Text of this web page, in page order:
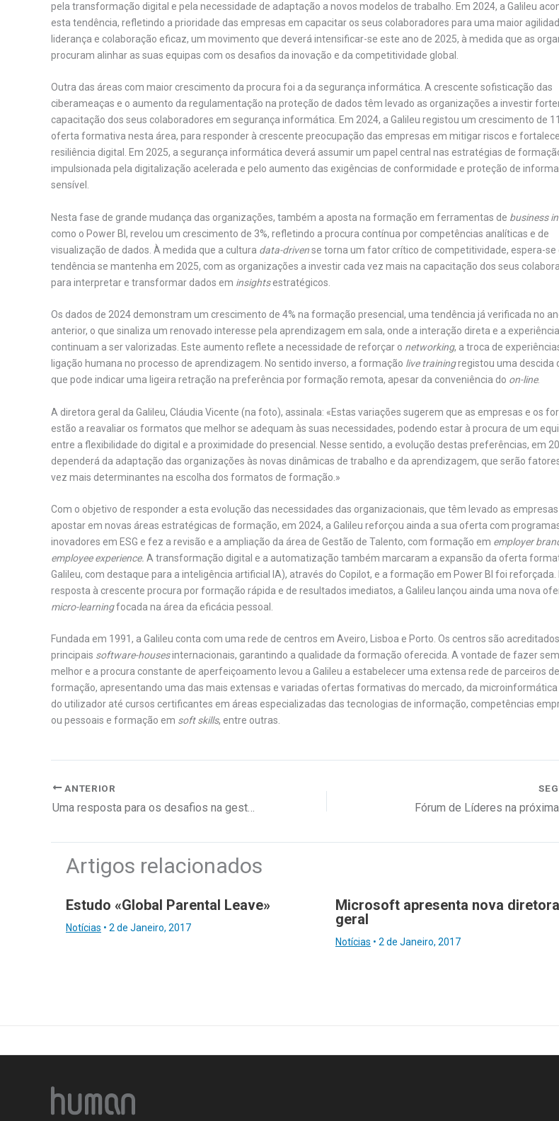
pela transformação digital e pela necessidade de adaptação a novos modelos de trabalho. Em 2024, a Galileu
esta tendência, refletindo a prioridade das empresas em capacitar os seus colaboradores para uma maior
liderança e colaboração eficaz, um movimento que deverá intensificar-se este ano de 2025, à medida que as
procuram alinhar as suas equipas com os desafios da inovação e da competitividade global.
Outra das áreas com maior crescimento da procura foi a da segurança informática. A crescente sofisticação das
ciberameaças e o aumento da regulamentação na proteção de dados têm levado as organizações a investir
capacitação dos seus colaboradores em segurança informática. Em 2024, a Galileu registou um crescimento de
oferta formativa nesta área, para responder à crescente preocupação das empresas em mitigar riscos e
resiliência digital. Em 2025, a segurança informática deverá assumir um papel central nas estratégias de
impulsionada pela digitalização acelerada e pelo aumento das exigências de conformidade e proteção de
sensível.
Nesta fase de grande mudança das organizações, também a aposta na formação em ferramentas de business
como o Power BI, revelou um crescimento de 3%, refletindo a procura contínua por competências analíticas e de
visualização de dados. À medida que a cultura data-drivense torna um fator crítico de competitividade, espera-se
tendência se mantenha em 2025, com as organizações a investir cada vez mais na capacitação dos seus
para interpretar e transformar dados em insightsestratégicos.
Os dados de 2024 demonstram um crescimento de 4% na formação presencial, uma tendência já verificada no
anterior, o que sinaliza um renovado interesse pela aprendizagem em sala, onde a interação direta e a
continuam a ser valorizadas. Este aumento reflete a necessidade de reforçar o networking, a troca de
ligação humana no processo de aprendizagem. No sentido inverso, a formação live trainingregistou uma descida
que pode indicar uma ligeira retração na preferência por formação remota, apesar da conveniência do on-line.
A diretora geral da Galileu, Cláudia Vicente (na foto), assinala: «Estas variações sugerem que as empresas e os
estão a reavaliar os formatos que melhor se adequam às suas necessidades, podendo estar à procura de um
entre a flexibilidade do digital e a proximidade do presencial. Nesse sentido, a evolução destas preferências, em
dependerá da adaptação das organizações às novas dinâmicas de trabalho e da aprendizagem, que serão
vez mais determinantes na escolha dos formatos de formação.»
Com o objetivo de responder a esta evolução das necessidades das organizacionais, que têm levado as empresas
apostar em novas áreas estratégicas de formação, em 2024, a Galileu reforçou ainda a sua oferta com
inovadores em ESG e fez a revisão e a ampliação da área de Gestão de Talento, com formação em employer
employee experience. A transformação digital e a automatização também marcaram a expansão da oferta
Galileu, com destaque para a inteligência artificial IA), através do Copilot, e a formação em Power BI foi reforçada.
resposta à crescente procura por formação rápida e de resultados imediatos, a Galileu lançou ainda uma nova
micro-learningfocada na área da eficácia pessoal.
Fundada em 1991, a Galileu conta com uma rede de centros em Aveiro, Lisboa e Porto. Os centros são
principais software-housesinternacionais, garantindo a qualidade da formação oferecida. A vontade de fazer
melhor e a procura constante de aperfeiçoamento levou a Galileu a estabelecer uma extensa rede de parceiros de
formação, apresentando uma das mais extensas e variadas ofertas formativas do mercado, da microinformática
do utilizador até cursos certificantes em áreas especializadas das tecnologias de informação, competências
ou pessoais e formação em soft skills, entre outras.
ANTERIOR
Uma resposta para os desafios na gestão da formação Fórum de Líderes na
Artigos relacionados
Estudo «Global Parental Leave»
Notícias • 2 de Janeiro, 2017
Microsoft apresenta nova diretora
geral
Notícias • 2 de Janeiro, 2017